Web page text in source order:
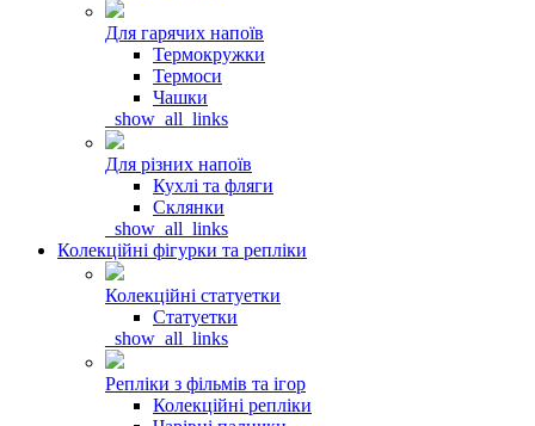
Для гарячих напоїв
Термокружки
Термоси
Чашки
_show_all_links
Для різних напоїв
Кухлі та фляги
Склянки
_show_all_links
Колекційні фігурки та репліки
Колекційні статуетки
Статуетки
_show_all_links
Репліки з фільмів та ігор
Колекційні репліки